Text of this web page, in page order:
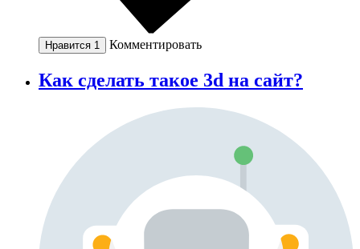
Нравится 1 Комментировать
Как сделать такое 3d на сайт?